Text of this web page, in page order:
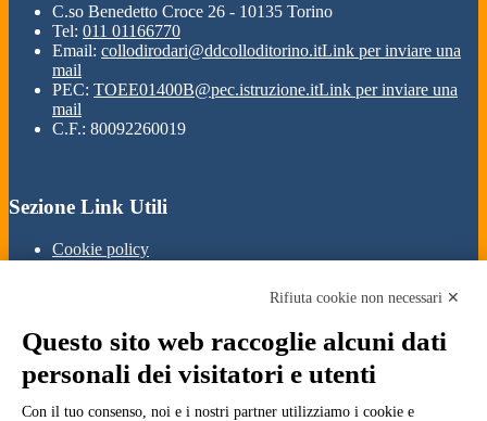
C.so Benedetto Croce 26 - 10135 Torino
Tel: 011 01166770
Email: collodirodari@ddcolloditorino.itLink per inviare una
mail
PEC: TOEE01400B@pec.istruzione.itLink per inviare una
mail
C.F.: 80092260019
Sezione Link Utili
Cookie policy
Ufficio Relazioni con il Pubblico
Obiettivi di accessibilità
Whistleblowing
Gestione consensi cookie
Amministrazione trasparente
Rifiuta cookie non necessari ✕
Questo sito web raccoglie alcuni dati
personali dei visitatori e utenti
Con il tuo consenso, noi e i nostri partner utilizziamo i cookie e